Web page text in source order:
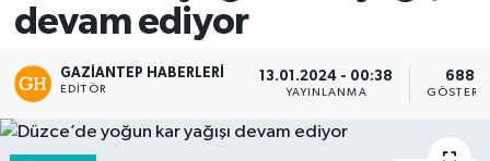
devam ediyor
GAZIANTEP HABERLERI
EDITÖR
13.01.2024 - 00:38
YAYINLANMA
688
Tüm Manşetler
Son Dakika Haberleri